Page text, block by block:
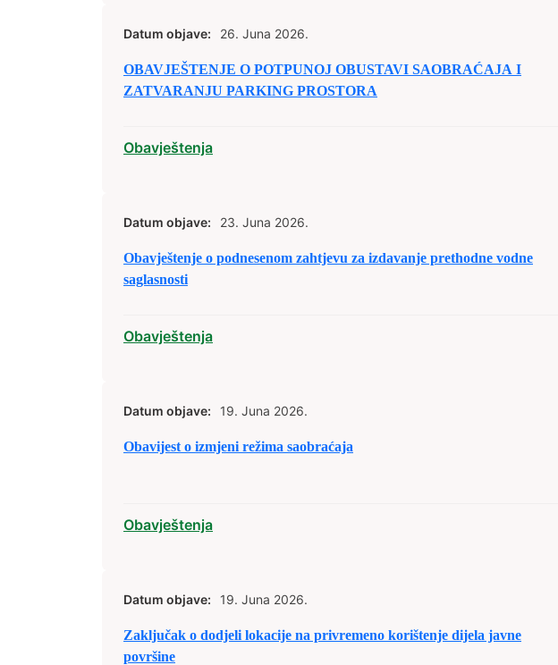
Datum objave: 26. Juna 2026.
OBAVJEŠTENJE O POTPUNOJ OBUSTAVI SAOBRAĆAJA I
ZATVARANJU PARKING PROSTORA
Obavještenja
Datum objave: 23. Juna 2026.
Obavještenje o podnesenom zahtjevu za izdavanje prethodne vodne
saglasnosti
Obavještenja
Datum objave: 19. Juna 2026.
Obavijest o izmjeni režima saobraćaja
Obavještenja
Datum objave: 19. Juna 2026.
Zaključak o dodjeli lokacije na privremeno korištenje dijela javne
površine